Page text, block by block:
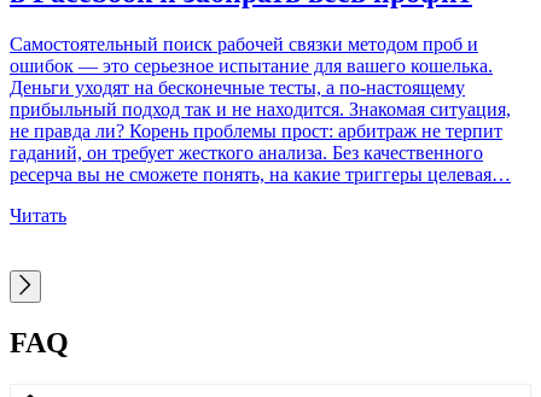
Самостоятельный поиск рабочей связки методом проб и
ошибок — это серьезное испытание для вашего кошелька.
Деньги уходят на бесконечные тесты, а по-настоящему
прибыльный подход так и не находится. Знакомая ситуация,
не правда ли? Корень проблемы прост: арбитраж не терпит
гаданий, он требует жесткого анализа. Без качественного
ресерча вы не сможете понять, на какие триггеры целевая…
Читать
FAQ